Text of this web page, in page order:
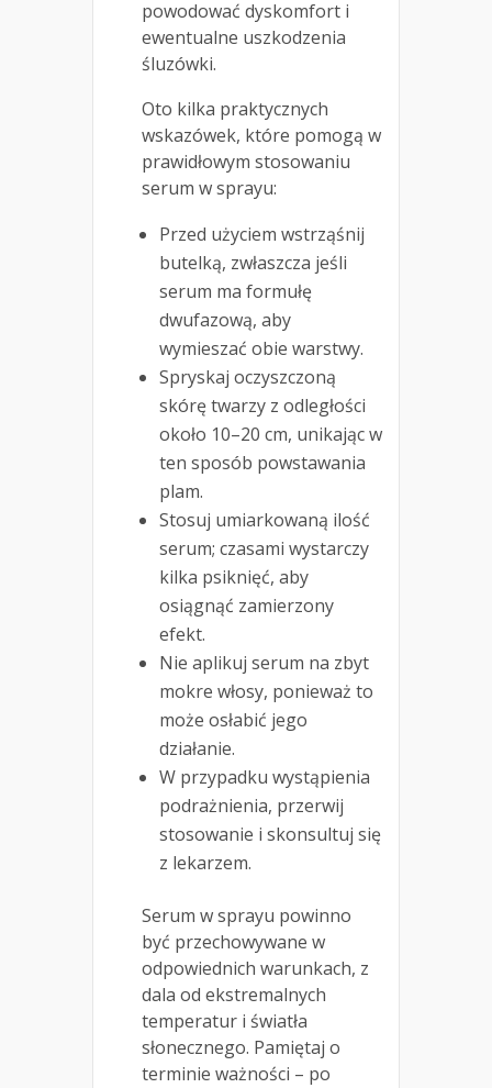
powodować dyskomfort i
ewentualne uszkodzenia
śluzówki.
Oto kilka praktycznych
wskazówek, które pomogą w
prawidłowym stosowaniu
serum w sprayu:
Przed użyciem wstrząśnij
butelką, zwłaszcza jeśli
serum ma formułę
dwufazową, aby
wymieszać obie warstwy.
Spryskaj oczyszczoną
skórę twarzy z odległości
około 10–20 cm, unikając w
ten sposób powstawania
plam.
Stosuj umiarkowaną ilość
serum; czasami wystarczy
kilka psiknięć, aby
osiągnąć zamierzony
efekt.
Nie aplikuj serum na zbyt
mokre włosy, ponieważ to
może osłabić jego
działanie.
W przypadku wystąpienia
podrażnienia, przerwij
stosowanie i skonsultuj się
z lekarzem.
Serum w sprayu powinno
być przechowywane w
odpowiednich warunkach, z
dala od ekstremalnych
temperatur i światła
słonecznego. Pamiętaj o
terminie ważności – po